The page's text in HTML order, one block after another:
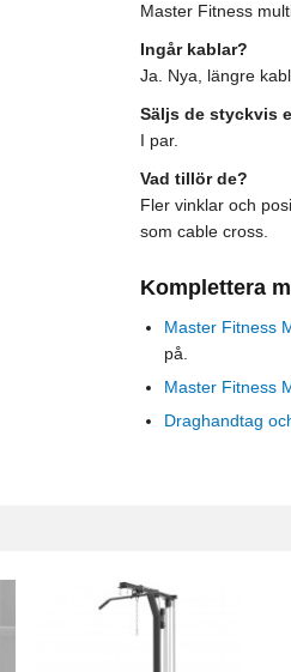
Master Fitness
Ingår kablar?
Ja. Nya, längre
Säljs de styckvis
I par.
Vad tillör de?
Fler vinklar och
som cable cross.
Komplettera
Master Fitness
på.
Master Fitness
Draghandtag